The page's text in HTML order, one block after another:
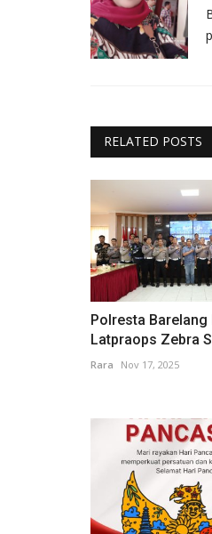
RELATED POSTS
Polresta Barelang
Latpraops Zebra
Rara Nov 17, 2025